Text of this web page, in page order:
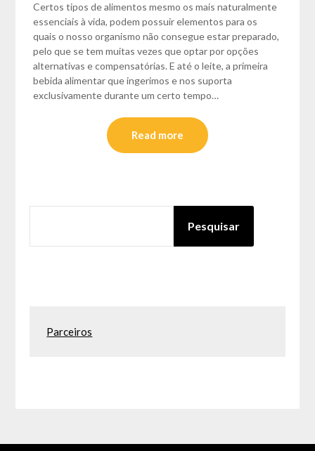
Certos tipos de alimentos mesmo os mais naturalmente
essenciais à vida, podem possuir elementos para os
quais o nosso organismo não consegue estar preparado,
pelo que se tem muitas vezes que optar por opções
alternativas e compensatórias. E até o leite, a primeira
bebida alimentar que ingerimos e nos suporta
exclusivamente durante um certo tempo…
Read more
Pesquisar
Parceiros